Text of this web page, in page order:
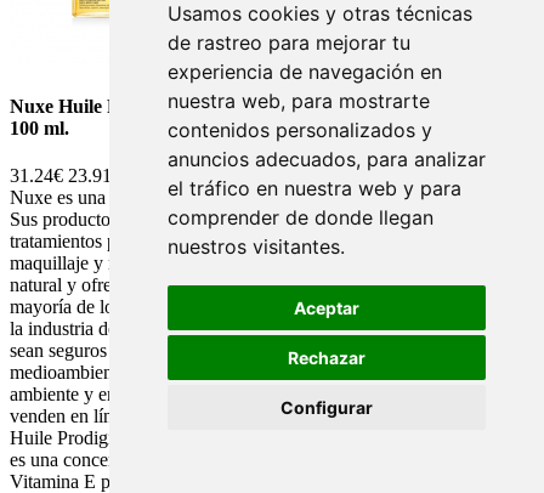
Usamos cookies y otras técnicas
de rastreo para mejorar tu
experiencia de navegación en
nuestra web, para mostrarte
contenidos personalizados y
anuncios adecuados, para analizar
el tráfico en nuestra web y para
comprender de donde llegan
nuestros visitantes.
Aceptar
Rechazar
Configurar
Nuxe Huile Prodigieuse Aceite Seco de Nuxe Multiusos.- Spray
100 ml.
31.24€ 23.91€
Nuxe es una marca de productos de belleza y cosmética francesa.
Sus productos incluyen cremas hidratantes, aceites esenciales,
tratamientos para el cabello, productos para el cuidado de la piel,
maquillaje y mucho más. Nuxe se enfoca en productos de origen
natural y ofrece una amplia variedad de productos para satisfacer la
mayoría de los gustos y necesidades. Nuxe trabaja con expertos de
la industria de la belleza para crear productos de alta calidad que
sean seguros y eficaces. La marca también se enfoca en el cuidado
medioambiental, utilizando ingredientes respetuosos con el medio
ambiente y empaquetado ecológico. Los productos de Nuxe se
venden en línea y en tiendas minoristas de todo el mundo. Nuxe
Huile Prodigieuse aceite seco multiusos con una fórmula reactivada
es una concentración inédita de 30% de Aceites Vegetales y de
Vitamina E para nutrir, reparar y suavizar con un solo gesto el rostro,